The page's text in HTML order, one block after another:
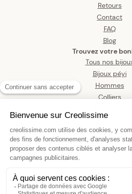
Collier Chapelet Or 375 0.7mm
Retours
Contact
FAQ
Blog
Trouvez votre
Tous nos
Bijoux péyi
Hommes
Colliers
Bracelets
Pendentifs
Bagues